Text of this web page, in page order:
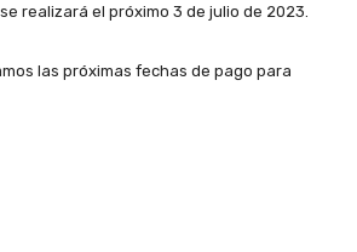
realizará el próximo 3 de julio de 2023.
las próximas fechas de pago para